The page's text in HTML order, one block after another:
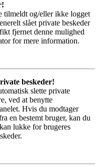
tilmeldt og/eller ikke logget
slået private beskeder
fjernet denne mulighed
for mere information.
beskeder!
slette private
ved at benytte
Hvis du modtager
en bestemt bruger, kan du
lukke for brugeres